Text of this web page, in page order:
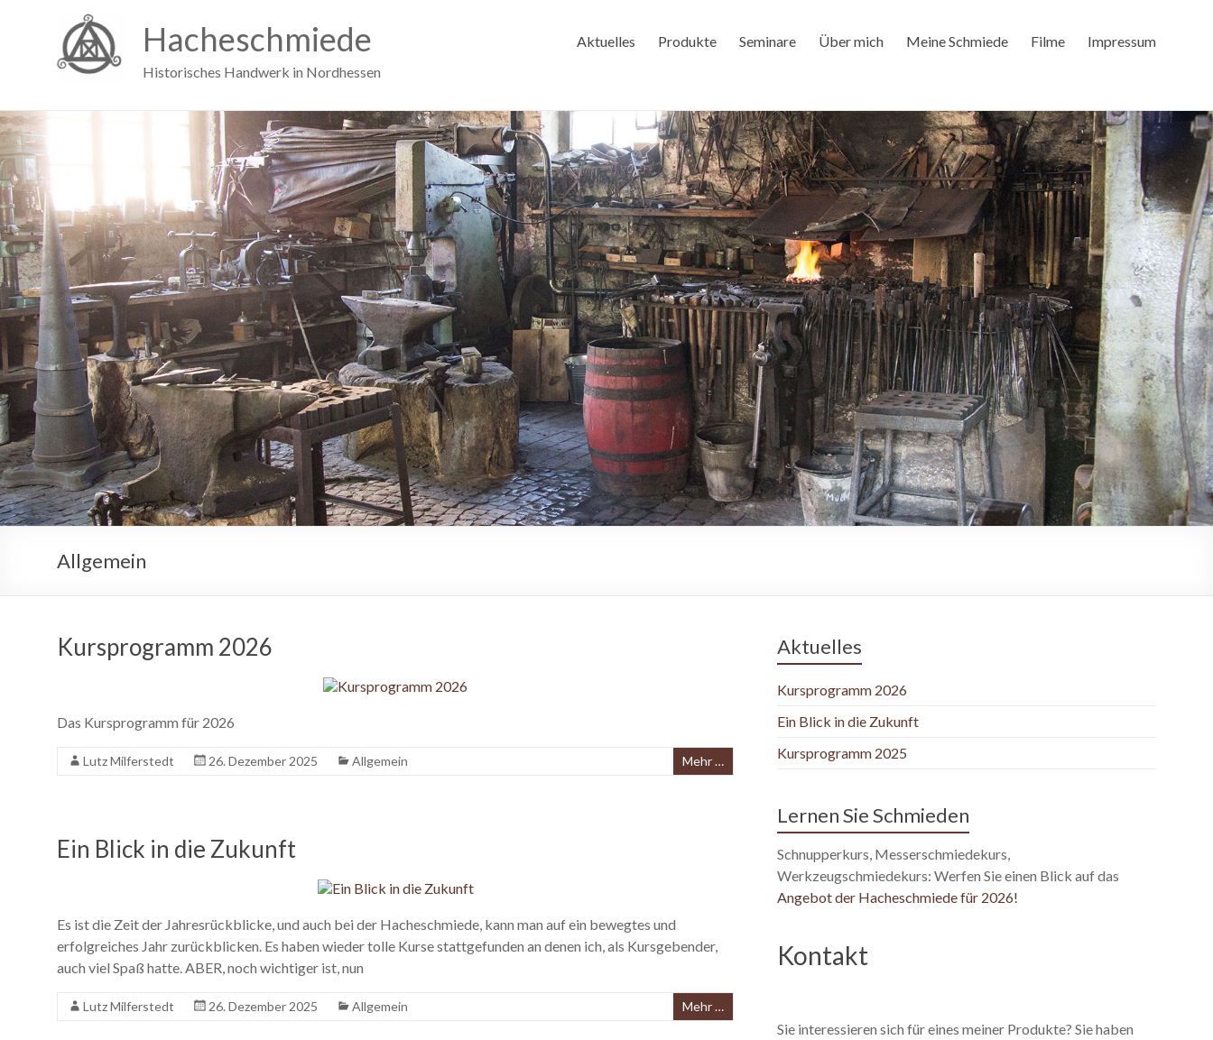
Hacheschmiede
Historisches Handwerk in Nordhessen
Aktuelles Produkte Seminare Über mich Meine Schmiede Filme Impressum
Allgemein
Kursprogramm 2026
Das Kursprogramm für 2026
Lutz Milferstedt 26. Dezember 2025 Allgemein Mehr …
Ein Blick in die Zukunft
Es ist die Zeit der Jahresrückblicke, und auch bei der Hacheschmiede, kann man auf ein bewegtes und
erfolgreiches Jahr zurückblicken. Es haben wieder tolle Kurse stattgefunden an denen ich, als Kursgebender,
auch viel Spaß hatte. ABER, noch wichtiger ist, nun
Lutz Milferstedt 26. Dezember 2025 Allgemein Mehr …
Aktuelles
Kursprogramm 2026
Ein Blick in die Zukunft
Kursprogramm 2025
Lernen Sie Schmieden
Schnupperkurs, Messerschmiedekurs,
Werkzeugschmiedekurs: Werfen Sie einen Blick auf das
Angebot der Hacheschmiede für 2026!
Kontakt
Sie interessieren sich für eines meiner Produkte? Sie haben